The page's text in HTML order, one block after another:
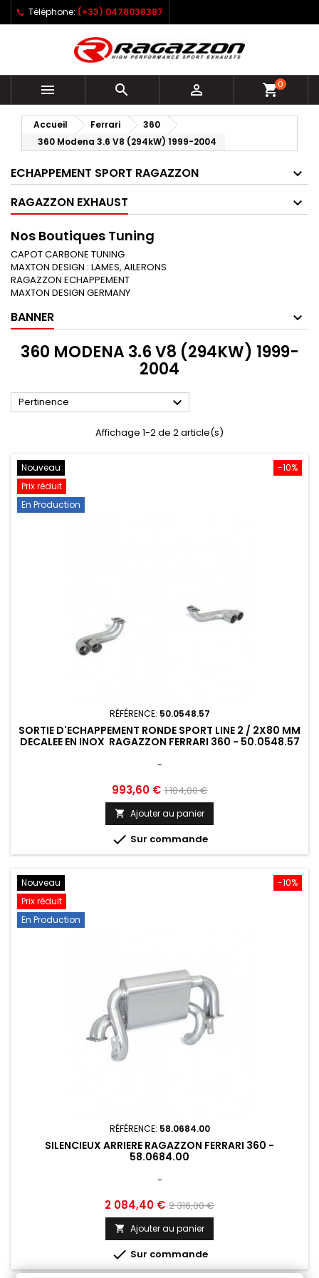
Téléphone: (+33) 0478038387
   shopping_cart0
Accueil Ferrari
360
360 Modena 3.6 V8 (294kW) 1999-2004
ECHAPPEMENT SPORT RAGAZZON
RAGAZZON EXHAUST
Nos Boutiques Tuning
CAPOT CARBONE TUNING
MAXTON DESIGN : LAMES, AILERONS
RAGAZZON ECHAPPEMENT
MAXTON DESIGN GERMANY
BANNER
360 MODENA 3.6 V8 (294KW) 1999-
2004
Pertinence 
Affichage 1-2 de 2 article(s)
-10%
Nouveau
Prix réduit
En Production
RÉFÉRENCE: 50.0548.57
SORTIE D'ECHAPPEMENT RONDE SPORT LINE 2 / 2X80 MM
DECALEE EN INOX RAGAZZON FERRARI 360 - 50.0548.57
-
Prix
993,60 € Prix
de
base
1 104,00 €
 Ajouter au panier
 Sur commande
-10%
Nouveau
Prix réduit
En Production
RÉFÉRENCE: 58.0684.00
SILENCIEUX ARRIERE RAGAZZON FERRARI 360 -
58.0684.00
-
Prix
2 084,40 € Prix
de
base
2 316,00 €
 Ajouter au panier
 Sur commande